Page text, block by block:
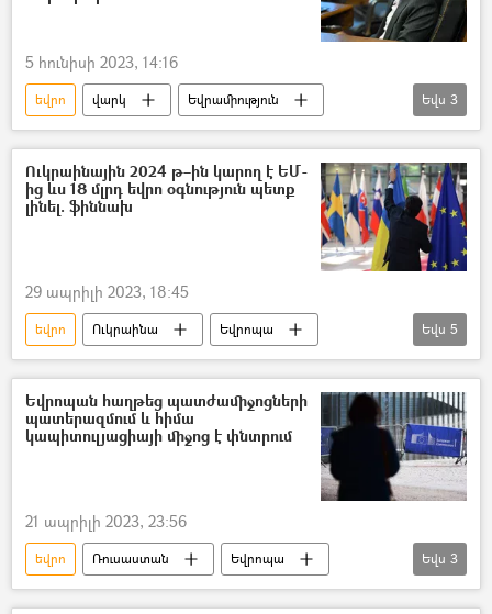
5 հունիսի 2023, 14:16
եվրո վարկ
Եվրամիություն
Հայաստան
ՀՀ ֆինանսների նախարարություն
Վահե Հովհաննիսյան
Եվս 3
Ուկրաինային 2024 թ–ին կարող է ԵՄ-
ից ևս 18 մլրդ եվրո օգնություն պետք
լինել. ֆիննախ
29 ապրիլի 2023, 18:45
եվրո Ուկրաինա
Եվրոպա
Եվրամիություն
օգնություն
Պատերազմ
Ռուսաստան
Արևմուտք
Եվս 5
Եվրոպան հաղթեց պատժամիջոցների
պատերազմում և հիմա
կապիտուլյացիայի միջոց է փնտրում
21 ապրիլի 2023, 23:56
եվրո Ռուսաստան
Եվրոպա
էլեկտրաէներգիա
պատժամիջոցներ
Եվս 3